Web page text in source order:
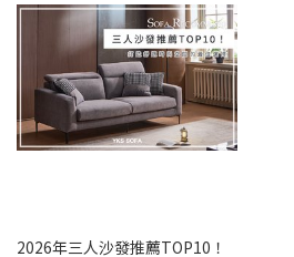
2026年三人沙發推薦TOP10！